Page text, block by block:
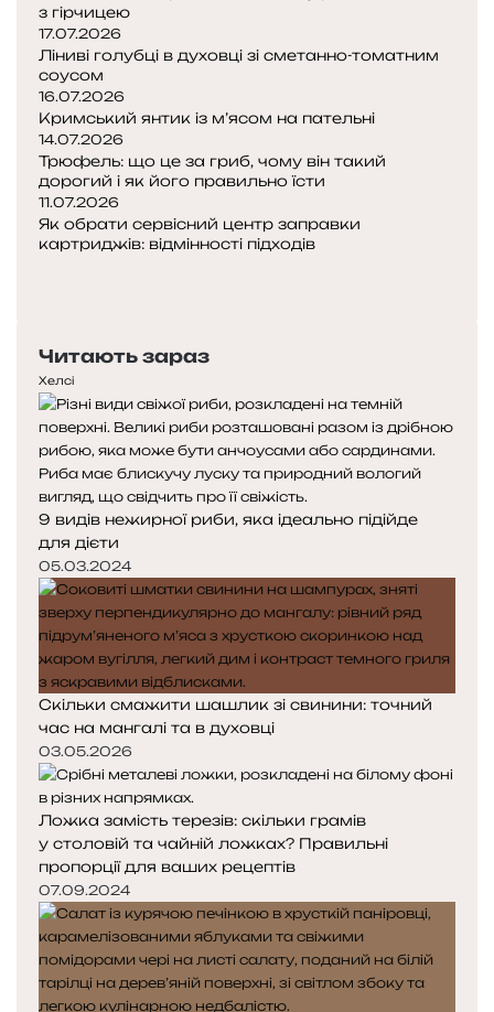
з гірчицею
17.07.2026
Ліниві голубці в духовці зі сметанно-томатним
соусом
16.07.2026
Кримський янтик із м’ясом на пательні
14.07.2026
Трюфель: що це за гриб, чому він такий
дорогий і як його правильно їсти
11.07.2026
Як обрати сервісний центр заправки
картриджів: відмінності підходів
Читають зараз
Хелсі
9 видів нежирної риби, яка ідеально підійде
для дієти
05.03.2024
Скільки смажити шашлик зі свинини: точний
час на мангалі та в духовці
03.05.2026
Ложка замість терезів: скільки грамів
у столовій та чайній ложках? Правильні
пропорції для ваших рецептів
07.09.2024